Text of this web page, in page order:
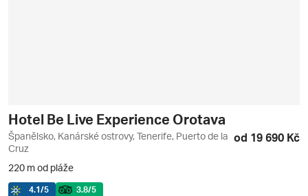
Hotel Be Live Experience Orotava
Španělsko, Kanárské ostrovy, Tenerife, Puerto de la
Cruz
od 19 690 Kč
220 m od pláže
4.1/5 3.8/5